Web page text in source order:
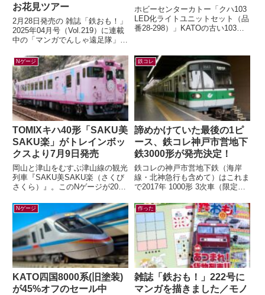
お花見ツアー
2月28日発売の 雑誌「鉄おも！」
2025年04月号（Vol.219）に連載
中の「マンガでんしゃ遠足隊」最
ロマンの山陽お花見ツアー...
ホビーセンターカトー「クハ103
LED化ライトユニットセット（品
番28-298）」KATOの古い103系
Nゲージ
TOMIXキハ40形「SAKU美
SAKU楽」がトレインボッ
クスより7月9日発売
岡山と津山をむすぶ津山線の観光
列車『SAKU美SAKU楽（さくび
さくら）』。このNゲージが2026
ックスにて限定販売されます...
鉄コレ
諦めかけていた最後の1ピ
ース、鉄コレ神戸市営地下
鉄3000形が発売決定！
鉄コレの神戸市営地下鉄（海岸
線・北神急行も含めて）はこれま
で2017年 1000形 3次車（限定）
定）2020年 6000形...
Nゲージ
KATO四国8000系(旧塗装)
が45%オフのセール中
作った
雑誌「鉄おも！」222号に
マンガを描きました／モノ